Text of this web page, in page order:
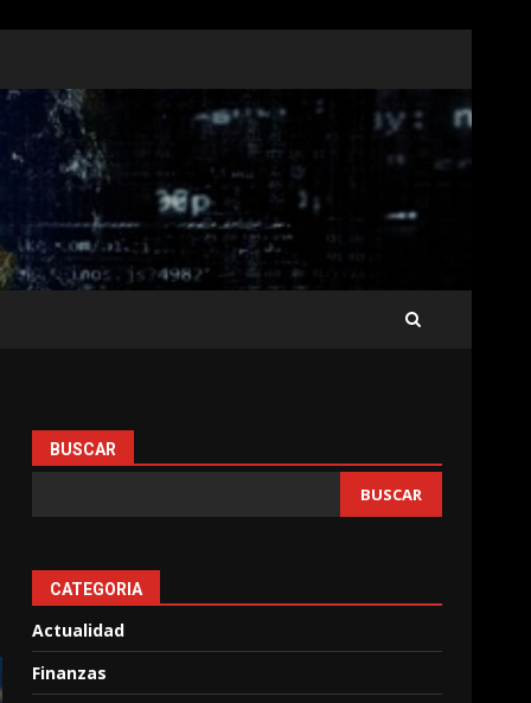
BUSCAR
BUSCAR
CATEGORIA
Actualidad
Finanzas